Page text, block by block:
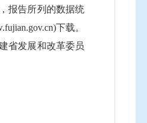
报告所列的数据统
下载。
省发展和改革委员